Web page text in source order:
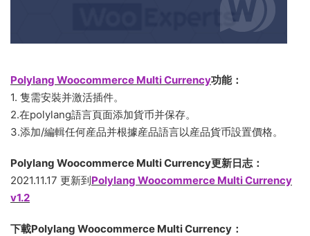
Polylang Woocommerce Multi Currency功能：
1. 隻需安裝并激活插件。
2.在polylang語言頁面添加貨币并保存。
3.添加/編輯任何産品并根據産品語言以産品貨币設置價格。
Polylang Woocommerce Multi Currency更新日志：
2021.11.17 更新到Polylang Woocommerce Multi Currency
v1.2
下載Polylang Woocommerce Multi Currency：